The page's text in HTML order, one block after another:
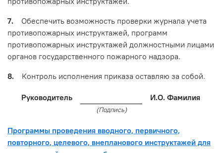
7. Обеспечить возможность проверки журнала учета
противопожарных инструктажей, программ
противопожарных инструктажей должностными лицами
органов государственного пожарного надзора.
8. Контроль исполнения приказа оставляю за собой.
Руководитель И.О. Фамилия
(Подпись)
Программы проведения вводного, первичного,
повторного, целевого, внепланового инструктажей для